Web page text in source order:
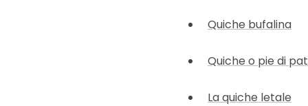
Quiche bufalina
Quiche o pie di
La quiche letale